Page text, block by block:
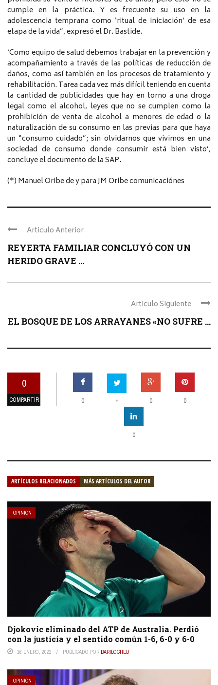
cumple en la práctica. Y es frecuente su uso en la
adolescencia temprana como ‘ritual de iniciación’ de esa
etapa de la vida”, expresó el Dr. Bastide.
‘Como equipo de salud debemos trabajar en la prevención y
acompañamiento a través de las políticas de reducción de
daños, como así también en los procesos de tratamiento y
rehabilitación. Tarea cada vez más difícil teniendo en cuenta
la cantidad de publicidades que hay en torno a una droga
legal como el alcohol, leyes que no se cumplen como la
prohibición de venta de alcohol a menores de edad o la
naturalización de su consumo en las previas para que haya
un “consumo cuidado”; sin olvidarnos que vivimos en una
sociedad de consumo donde consumir está bien visto’,
concluye el documento de la SAP.
(*) Manuel Oribe de y para JM Oribe comunicaciónes
Articulo Anterior
REYERTA FAMILIAR CONCLUYÓ CON UN
HERIDO GRAVE ...
Articulo Siguiente
EL BOSQUE DE LOS ARRAYANES «NO SUFRE ...
0
COMPARTIR 0 + 0 0
0
ARTÍCULOS RELACIONADOS MÁS ARTÍCULOS DEL AUTOR
OPINIÓN
Djokovic eliminado del ATP de Australia. Perdió
con la justicia y el sentido común 1-6, 6-0 y 6-0
16 ENERO, 2022 PUBLICADO POR BARILOCHED
OPINIÓN